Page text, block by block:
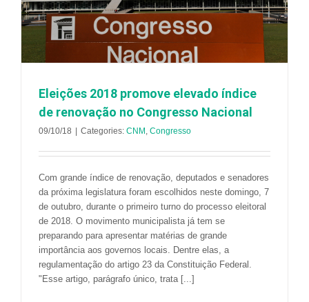
Eleições 2018 promove elevado índice
de renovação no Congresso Nacional
09/10/18 Categories: CNM , Congresso
Com grande índice de renovação, deputados e senadores
da próxima legislatura foram escolhidos neste domingo, 7
de outubro, durante o primeiro turno do processo eleitoral
de 2018. O movimento municipalista já tem se
preparando para apresentar matérias de grande
importância aos governos locais. Dentre elas, a
regulamentação do artigo 23 da Constituição Federal.
"Esse artigo, parágrafo único, trata [...]